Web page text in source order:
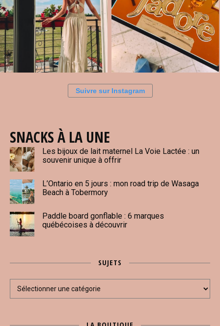
Suivre sur Instagram
SNACKS À LA UNE
Les bijoux de lait maternel La Voie Lactée : un
souvenir unique à offrir
L’Ontario en 5 jours : mon road trip de Wasaga
Beach à Tobermory
Paddle board gonflable : 6 marques
québécoises à découvrir
SUJETS